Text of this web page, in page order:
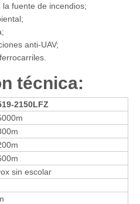
fuente de incendios;
anti-UAV;
técnica:
2150LFZ
sin escolar